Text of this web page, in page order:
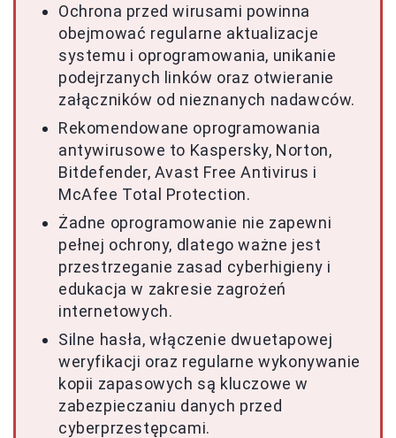
Ochrona przed wirusami powinna
obejmować regularne aktualizacje
systemu i oprogramowania, unikanie
podejrzanych linków oraz otwieranie
załączników od nieznanych nadawców.
Rekomendowane oprogramowania
antywirusowe to Kaspersky, Norton,
Bitdefender, Avast Free Antivirus i
McAfee Total Protection.
Żadne oprogramowanie nie zapewni
pełnej ochrony, dlatego ważne jest
przestrzeganie zasad cyberhigieny i
edukacja w zakresie zagrożeń
internetowych.
Silne hasła, włączenie dwuetapowej
weryfikacji oraz regularne wykonywanie
kopii zapasowych są kluczowe w
zabezpieczaniu danych przed
cyberprzestępcami.